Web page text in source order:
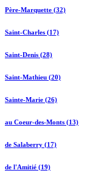
Père-Marquette (32)
Saint-Charles (17)
Saint-Denis (28)
Saint-Mathieu (20)
Sainte-Marie (26)
au Coeur-des-Monts (13)
de Salaberry (17)
de l'Amitié (19)